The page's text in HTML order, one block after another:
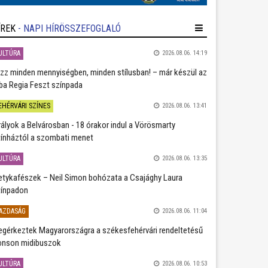
- NAPI HÍRÖSSZEFOGLALÓ
2026.08.06. 14:19
minden mennyiségben, minden stílusban! – már készül az
Regia Feszt színpada
SZÍNES 2026.08.06. 13:41
a Belvárosban - 18 órakor indul a Vörösmarty
a szombati menet
2026.08.06. 13:35
– Neil Simon bohózata a Csajághy Laura
2026.08.06. 11:04
Magyarországra a székesfehérvári rendeltetésű
midibuszok
2026.08.06. 10:53